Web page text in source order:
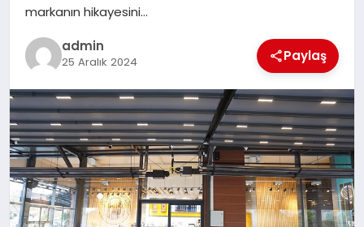
TEKNOLOJI
YAŞAM
markanın hikayesini…
admin
25 Aralık 2024 Paylaş